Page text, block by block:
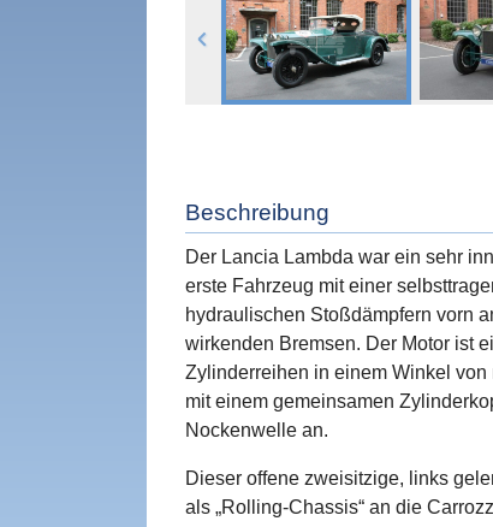
Beschreibung
Der Lancia Lambda war ein sehr
erste Fahrzeug mit einer
hydraulischen Stoßdämpfern vorn
wirkenden Bremsen. Der Motor ist
Zylinderreihen in einem Winkel
mit einem gemeinsamen
Nockenwelle an.
Dieser offene zweisitzige, links
als „Rolling-Chassis“ an die